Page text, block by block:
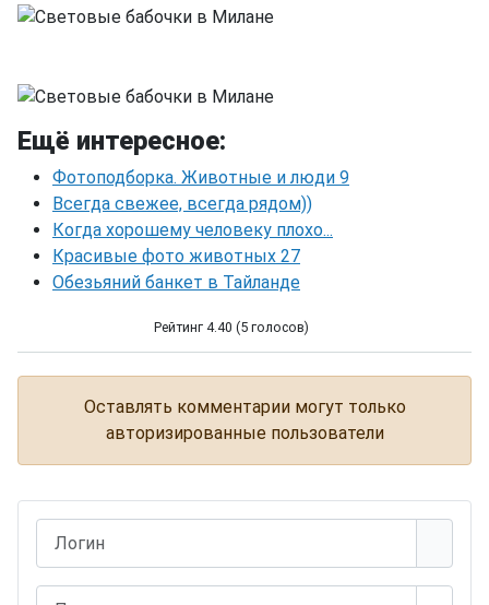
Ещё интересное:
Фотоподборка. Животные и люди 9
Всегда свежее, всегда рядом))
Когда хорошему человеку плохо...
Красивые фото животных 27
Обезьяний банкет в Тайланде
Рейтинг 4.40 (5 голосов)
Оставлять комментарии могут только
авторизированные пользователи